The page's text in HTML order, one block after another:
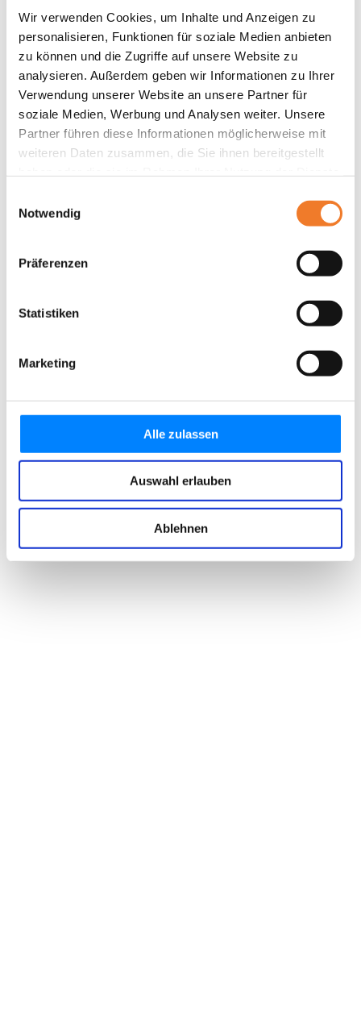
Wir verwenden Cookies, um Inhalte und Anzeigen zu
personalisieren, Funktionen für soziale Medien anbieten
zu können und die Zugriffe auf unsere Website zu
analysieren. Außerdem geben wir Informationen zu Ihrer
Verwendung unserer Website an unsere Partner für
soziale Medien, Werbung und Analysen weiter. Unsere
Partner führen diese Informationen möglicherweise mit
weiteren Daten zusammen, die Sie ihnen bereitgestellt
Notwendig
Präferenzen
Statistiken
Marketing
Alle zulassen
Auswahl erlauben
Ablehnen